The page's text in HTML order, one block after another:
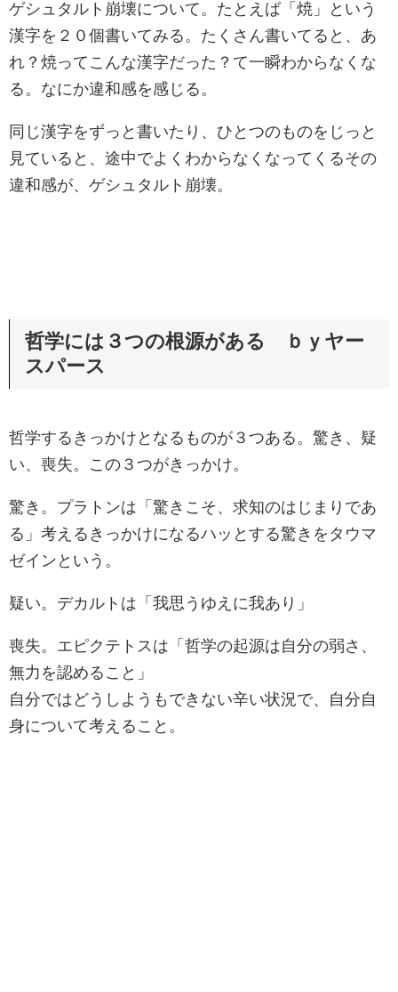
ゲシュタルト崩壊について。たとえば「焼」という
漢字を２０個書いてみる。たくさん書いてると、あ
れ？焼ってこんな漢字だった？て一瞬わからなくな
る。なにか違和感を感じる。
同じ漢字をずっと書いたり、ひとつのものをじっと
見ていると、途中でよくわからなくなってくるその
違和感が、ゲシュタルト崩壊。
哲学には３つの根源がある ｂｙヤー
スパース
哲学するきっかけとなるものが３つある。驚き、疑
い、喪失。この３つがきっかけ。
驚き。プラトンは「驚きこそ、求知のはじまりであ
る」考えるきっかけになるハッとする驚きをタウマ
ゼインという。
疑い。デカルトは「我思うゆえに我あり」
喪失。エピクテトスは「哲学の起源は自分の弱さ、
無力を認めること」
自分ではどうしようもできない辛い状況で、自分自
身について考えること。